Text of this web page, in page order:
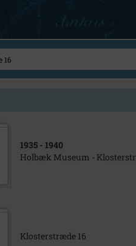
1935 - 1940
Holbæk Museum -
Klosterstræde 16